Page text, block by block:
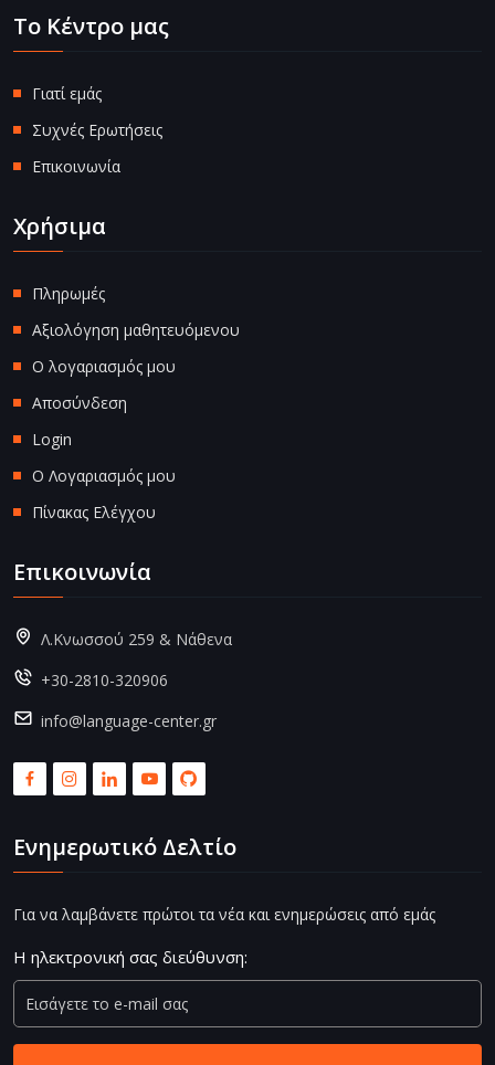
Το Κέντρο μας
Γιατί εμάς
Συχνές Ερωτήσεις
Επικοινωνία
Χρήσιμα
Πληρωμές
Αξιολόγηση μαθητευόμενου
Ο λογαριασμός μου
Αποσύνδεση
Login
Ο Λογαριασμός μου
Πίνακας Ελέγχου
Επικοινωνία
Λ.Κνωσσού 259 & Νάθενα
+30-2810-320906
info@language-center.gr
Ενημερωτικό Δελτίο
Για να λαμβάνετε πρώτοι τα νέα και ενημερώσεις από εμάς
Η ηλεκτρονική σας διεύθυνση: